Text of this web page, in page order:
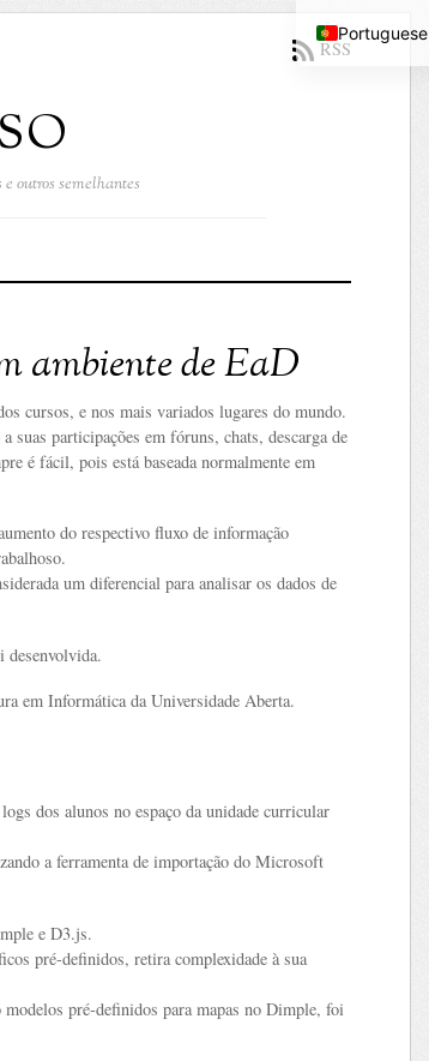
outros semelhantes
RSS
ambiente de EaD
cursos, e nos mais variados lugares do mundo.
suas participações em fóruns, chats, descarga de
é fácil, pois está baseada normalmente em
do respectivo fluxo de informação
um diferencial para analisar os dados de
desenvolvida.
em Informática da Universidade Aberta.
dos alunos no espaço da unidade curricular
a ferramenta de importação do Microsoft
e D3.js.
pré-definidos, retira complexidade à sua
pré-definidos para mapas no Dimple, foi
Portuguese